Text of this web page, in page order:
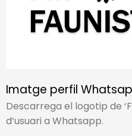
Imatge perfil
Descarrega el logotip de
d’usuari a Whatsapp.​